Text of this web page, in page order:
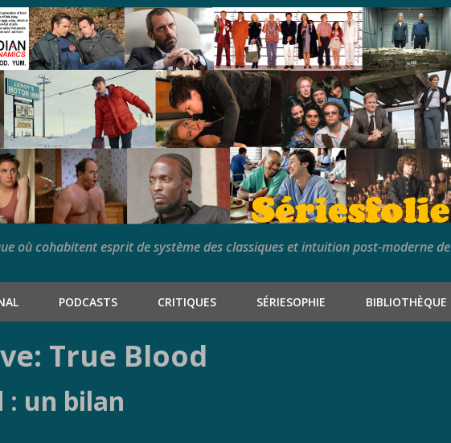
où cohabitent esprit de système des classiques et intuition post-moderne de
PODCASTS CRITIQUES SÉRIESOPHIE BIBLIOTHÈQUE
True Blood
: un bilan